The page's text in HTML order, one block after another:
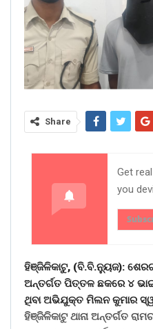
Share
Get
you
ହିଞ୍ଜିଳିକାଟୁ, (ବି.ବି.ନୁ୍ୟଜ):
ଅନ୍ତର୍ଗତ ପିତ୍ତଳ ଛକରେ ୪
ଥିବା ଅଭିଯୁକ୍ତ ମିଲନ କୁମାର
ହିଞ୍ଜିଳିକାଟୁ ଥାନା ଅନ୍ତର୍ଗତ